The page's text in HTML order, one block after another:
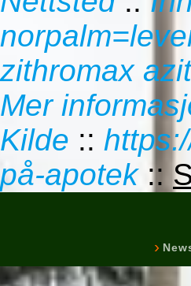
zithromax
Mer
Kilde ::
på-apotek::